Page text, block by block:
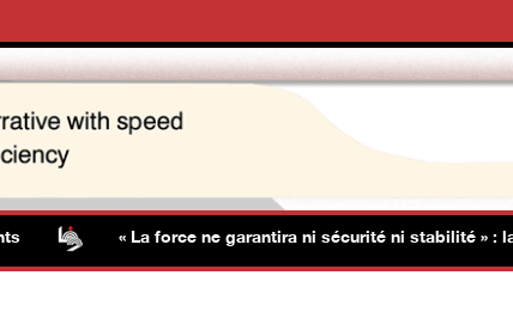
« La force ne garantira ni sécurité ni stabilité » : la